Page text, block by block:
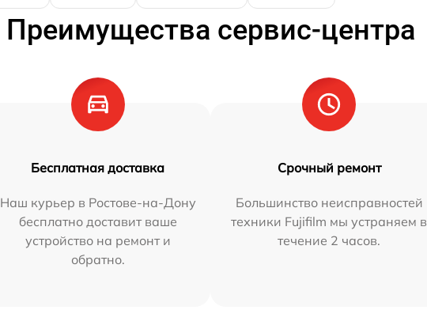
Преимущества сервис-центра
Бесплатная доставка
Наш курьер в Ростове-на-Дону
бесплатно доставит ваше
устройство на ремонт и
обратно.
Срочный ремонт
Большинство неисправностей
техники Fujifilm мы устраняем в
течение 2 часов.